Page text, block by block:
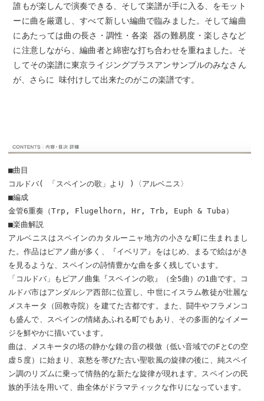
誰もが楽しんで演奏できる、そして楽譜が手に入る、をモット
ーに曲を厳選し、すべて新しい編曲で臨みました。そして編曲
にあたっては曲の長さ・調性・各楽 器の難易度・楽しさなど
に注意しながら、編曲者と綿密な打ち合わせを重ねました。そ
してその楽譜に東京ライジングブラスアンサンブルのみなさん
が、さらに 味付けして出来たのがこの楽譜です。
■曲目
コルドバ( 「スペインの歌」より )〈アルベニス〉
■編成
金管6重奏（Trp, Flugelhorn, Hr, Trb, Euph & Tuba）
■楽曲解説
アルベニスはスペインのカタルーニャ地方の小さな町に生まれまし
た。作品はピアノ曲が多く、『イベリア』をはじめ、まるで絵はがき
を見るような、スペインの詩情豊かな曲を多く残しています。
「コルドバ」もピアノ曲集『スペインの歌』（全5曲）の1曲です。コ
ルドバ市はアンダルシア西部に位置し、中世にイスラム教徒が壮麗な
メスキータ（回教寺院）を建てた古都です。また、闘牛やフラメンコ
も盛んで、スペインの情緒あふれる町でもあり、その多面的なイメー
ジを鮮やかに描いています。
曲は、メスキータの塔の静かな鐘の音の模倣（低い音域でのFとCの空
虚５度）に始まり、哀愁を帯びた古い聖歌風の旋律の後に、純スペイ
ン調のリズムに乗って情熱的な新たな旋律が現れます。スペインの民
族的手法を用いて、曲全体がドラマティックな作りになっています。